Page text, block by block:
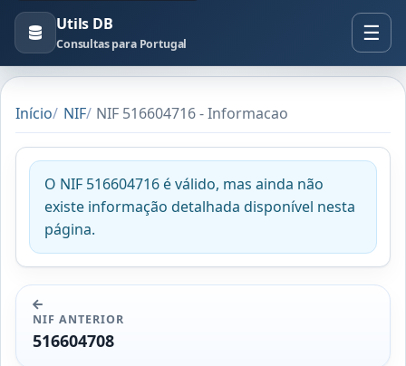
Utils DB
Consultas para Portugal
Início NIF NIF 516604716 - Informacao
O NIF 516604716 é válido, mas ainda não
existe informação detalhada disponível nesta
página.
NIF ANTERIOR
516604708